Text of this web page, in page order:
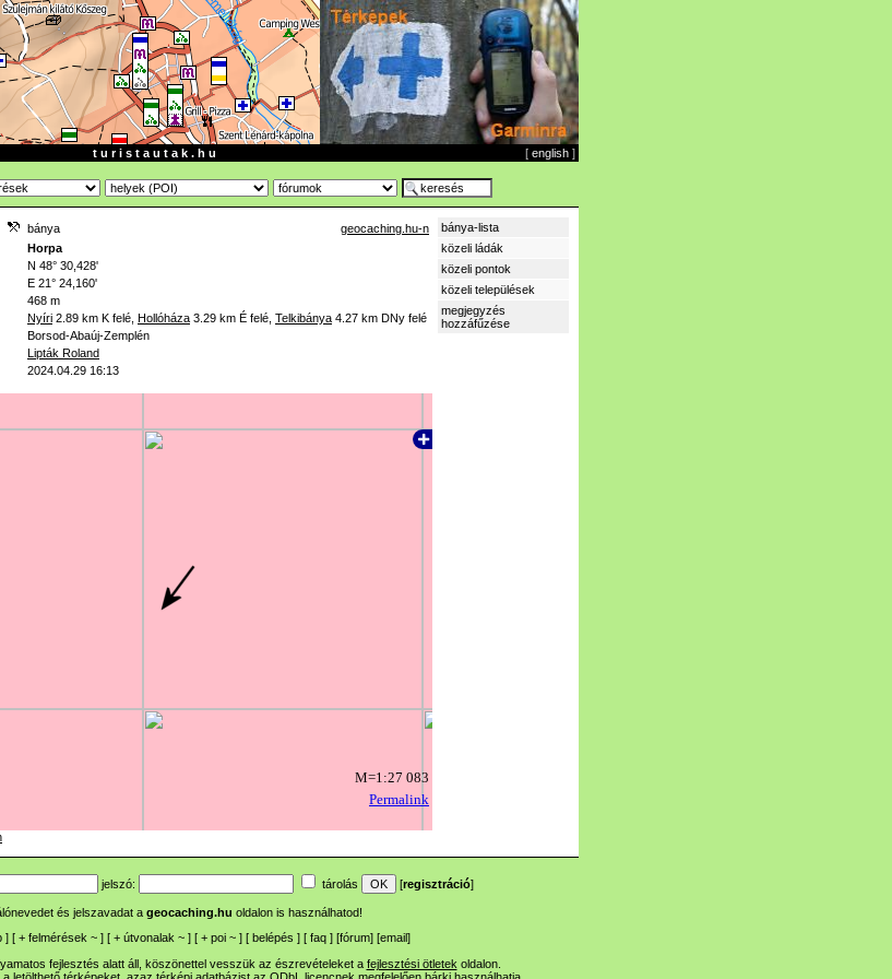
t u r i s t a u t a k . h u [ english ]
bánya
geocaching.hu-n
Horpa
N 48° 30,428'
E 21° 24,160'
468 m
Nyíri 2.89 km K felé Hollóháza 3.29 km É felé Telkibánya 4.27 km DNy felé
Borsod-Abaúj-Zemplén
Lipták Roland
2024.04.29 16:13
bánya-lista
közeli ládák
közeli pontok
közeli települések
megjegyzés
hozzáfűzése
jelszó: tárolás [regisztráció]
és jelszavadat a geocaching.hu oldalon is használhatod!
] [ + felmérések ~ ] [ + útvonalak ~ ] [ + poi ~ ] [ belépés ] [ faq ] [fórum] [email]
fejlesztés alatt áll, köszönettel vesszük az észrevételeket a fejlesztési ötletek oldalon.